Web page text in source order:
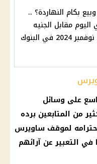
بكام النهاردة؟ ..
مقابل الجنيه
المصري الخميس 14 نوفمبر 2024 في البنوك
على وسائل
من المتابعين برده
لموقف ساويرس
التعبير عن آرائهم